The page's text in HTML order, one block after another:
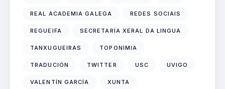
REAL ACADEMIA GALEGA REDES SOCIAIS
REGUEIFA SECRETARÍA XERAL DA LINGUA
TANXUGUEIRAS TOPONIMIA
TRADUCIÓN TWITTER USC UVIGO
VALENTÍN GARCÍA XUNTA